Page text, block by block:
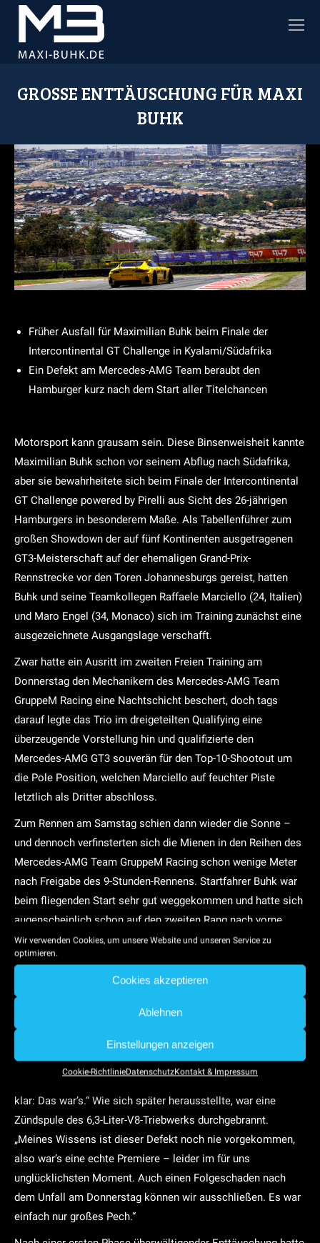
Wir verwenden Cookies, um unsere Website und unseren Service zu
optimieren.
Cookies akzeptieren
Ablehnen
Einstellungen anzeigen
Cookie-RichtlinieDatenschutzKontakt & Impressum
GROSSE ENTTÄUSCHUNG FÜR MAXI B
UHK
Früher Ausfall für Maximilian Buhk beim Finale der
Intercontinental GT Challenge in Kyalami/Südafrika
Ein Defekt am Mercedes-AMG Team beraubt den
Hamburger kurz nach dem Start aller Titelchancen
Motorsport kann grausam sein. Diese Binsenweisheit kannte
Maximilian Buhk schon vor seinem Abflug nach Südafrika,
aber sie bewahrheitete sich beim Finale der Intercontinental
GT Challenge powered by Pirelli aus Sicht des 26-jährigen
Hamburgers in besonderem Maße. Als Tabellenführer zum
großen Showdown der auf fünf Kontinenten ausgetragenen
GT3-Meisterschaft auf der ehemaligen Grand-Prix-
Rennstrecke vor den Toren Johannesburgs gereist, hatten
Buhk und seine Teamkollegen Raffaele Marciello (24, Italien)
und Maro Engel (34, Monaco) sich im Training zunächst eine
ausgezeichnete Ausgangslage verschafft.
Zwar hatte ein Ausritt im zweiten Freien Training am
Donnerstag den Mechanikern des Mercedes-AMG Team
GruppeM Racing eine Nachtschicht beschert, doch tags
darauf legte das Trio im dreigeteilten Qualifying eine
überzeugende Vorstellung hin und qualifizierte den
Mercedes-AMG GT3 souverän für den Top-10-Shootout um
die Pole Position, welchen Marciello auf feuchter Piste
letztlich als Dritter abschloss.
Zum Rennen am Samstag schien dann wieder die Sonne –
und dennoch verfinsterten sich die Mienen in den Reihen des
Mercedes-AMG Team GruppeM Racing schon wenige Meter
nach Freigabe des 9-Stunden-Rennens. Startfahrer Buhk war
beim fliegenden Start sehr gut weggekommen und hatte sich
augenscheinlich schon auf den zweiten Rang nach vorne
geschoben, als die knallgelbe MANN-FILTER Mamba mit der
Startnummer 999 schlagartig langsamer wurde.
„Der Start ging prima, ich habe schon überlegt, wo ich die
Nase beim führenden Porsche reinstecken kann, doch noch
vor dem Anbremsen ging der Motor plötzlich aus“, schilderte
Buhk. „Ich habe sofort einen Reset gemacht, also komplett
ab- und wieder angeschaltet. Dann lief der Motor kurz wieder,
nur um eine Kurve später erneut auszugehen. Mir war sofort
klar: Das war’s.“ Wie sich später herausstellte, war eine
Zündspule des 6,3-Liter-V8-Triebwerks durchgebrannt.
„Meines Wissens ist dieser Defekt noch nie vorgekommen,
also war’s eine echte Premiere – leider im für uns
unglücklichsten Moment. Auch einen Folgeschaden nach
dem Unfall am Donnerstag können wir ausschließen. Es war
einfach nur großes Pech.“